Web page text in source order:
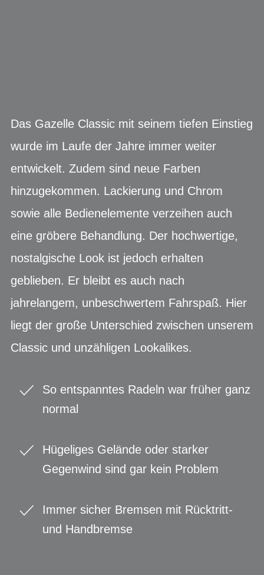
Das Gazelle Classic mit seinem tiefen Einstieg
wurde im Laufe der Jahre immer weiter
entwickelt. Zudem sind neue Farben
hinzugekommen. Lackierung und Chrom
sowie alle Bedienelemente verzeihen auch
eine gröbere Behandlung. Der hochwertige,
nostalgische Look ist jedoch erhalten
geblieben. Er bleibt es auch nach
jahrelangem, unbeschwertem Fahrspaß. Hier
liegt der große Unterschied zwischen unserem
Classic und unzähligen Lookalikes.
So entspanntes Radeln war früher ganz
normal
Hügeliges Gelände oder starker
Gegenwind sind gar kein Problem
Immer sicher Bremsen mit Rücktritt-
und Handbremse